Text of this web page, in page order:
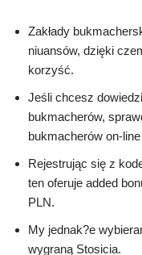
Zakłady
niuansów, dzięki
korzyść.
Jeśli chcesz
bukmacherów,
bukmacherów on-
Rejestrując się z
ten oferuje added
PLN.
My jednak?e
wygraną Stosicia.